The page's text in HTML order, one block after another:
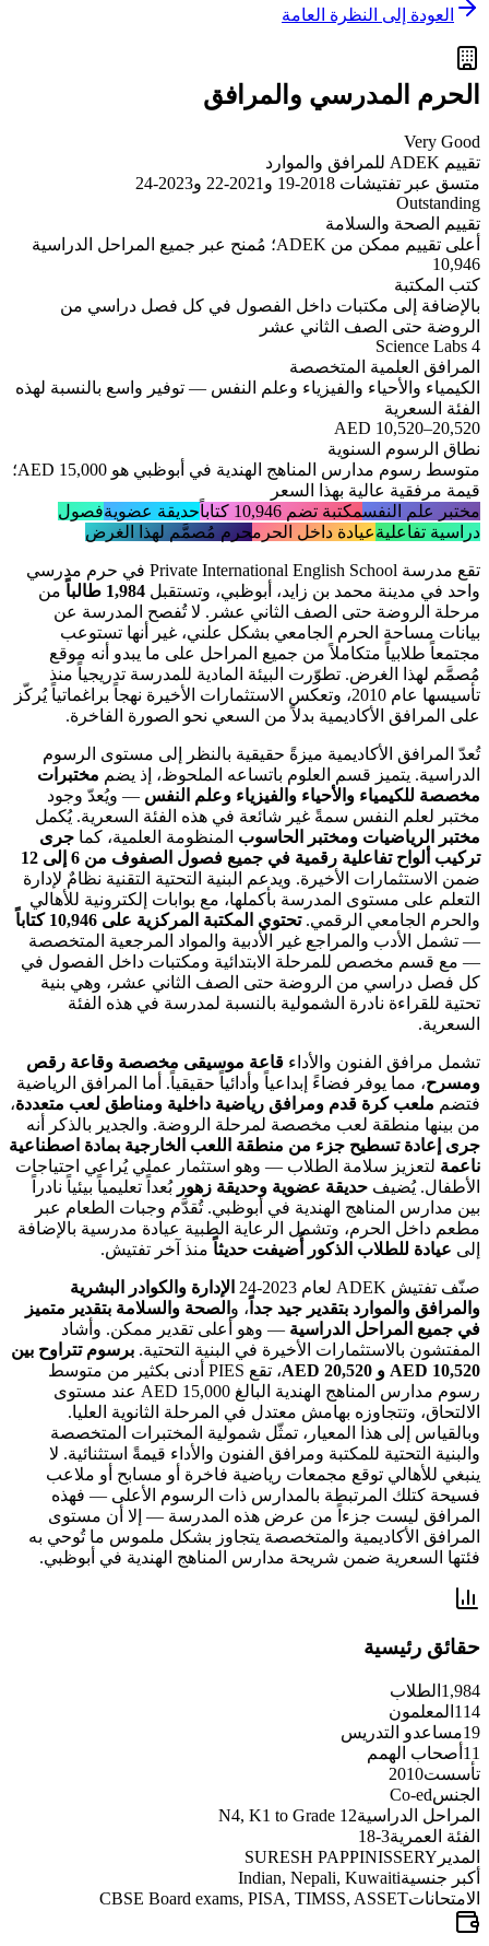
العودة إلى النظرة العامة
الحرم المدرسي والمرافق
Very Good
تقييم ADEK للمرافق والموارد
متسق عبر تفتيشات 2018-19 و2021-22 و2023-24
Outstanding
تقييم الصحة والسلامة
أعلى تقييم ممكن من ADEK؛ مُمنح عبر جميع المراحل الدراسية
10,946
كتب المكتبة
بالإضافة إلى مكتبات داخل الفصول في كل فصل دراسي من
الروضة حتى الصف الثاني عشر
4 Science Labs
المرافق العلمية المتخصصة
الكيمياء والأحياء والفيزياء وعلم النفس — توفير واسع بالنسبة لهذه
الفئة السعرية
AED 10,520–20,520
نطاق الرسوم السنوية
متوسط رسوم مدارس المناهج الهندية في أبوظبي هو AED 15,000؛
قيمة مرفقية عالية بهذا السعر
مختبر علم النفسمكتبة تضم 10,946 كتاباً حديقة عضويةفصول
دراسية تفاعليةعيادة داخل الحرمحرم مُصمَّم لهذا الغرض
تقع مدرسة Private International English School في حرم مدرسي
واحد في مدينة محمد بن زايد، أبوظبي، وتستقبل 1,984 طالباً
من
مرحلة الروضة حتى الصف الثاني عشر. لا تُفصح المدرسة عن
بيانات مساحة الحرم الجامعي بشكل علني، غير أنها تستوعب
مجتمعاً طلابياً متكاملاً من جميع المراحل على ما يبدو أنه موقع
مُصمَّم لهذا الغرض. تطوّرت البيئة المادية للمدرسة تدريجياً منذ
تأسيسها عام 2010، وتعكس الاستثمارات الأخيرة نهجاً براغماتياً يُركّز
على المرافق الأكاديمية بدلاً من السعي نحو الصورة الفاخرة.
تُعدّ المرافق الأكاديمية ميزةً حقيقية بالنظر إلى مستوى الرسوم
الدراسية. يتميز قسم العلوم باتساعه الملحوظ، إذ يضم مختبرات
مخصصة للكيمياء والأحياء والفيزياء وعلم النفس — ويُعدّ وجود
مختبر لعلم النفس سمةً غير شائعة في هذه الفئة السعرية. يُكمل
مختبر الرياضيات ومختبر الحاسوب المنظومة العلمية، كما جرى
تركيب ألواح تفاعلية رقمية في جميع فصول الصفوف من 6 إلى 12
ضمن الاستثمارات الأخيرة. ويدعم البنية التحتية التقنية نظامٌ لإدارة
التعلم على مستوى المدرسة بأكملها، مع بوابات إلكترونية للأهالي
والحرم الجامعي الرقمي.تحتوي المكتبة المركزية على 10,946 كتاباً
— تشمل الأدب والمراجع غير الأدبية والمواد المرجعية المتخصصة
— مع قسم مخصص للمرحلة الابتدائية ومكتبات داخل الفصول في
كل فصل دراسي من الروضة حتى الصف الثاني عشر، وهي بنية
تحتية للقراءة نادرة الشمولية بالنسبة لمدرسة في هذه الفئة
السعرية.
تشمل مرافق الفنون والأداء قاعة موسيقى مخصصة وقاعة رقص
ومسرح، مما يوفر فضاءً إبداعياً وأدائياً حقيقياً. أما المرافق الرياضية
فتضم ملعب كرة قدم ومرافق رياضية داخلية ومناطق لعب متعددة،
من بينها منطقة لعب مخصصة لمرحلة الروضة. والجدير بالذكر أنه
جرى إعادة تسطيح جزء من منطقة اللعب الخارجية بمادة اصطناعية
ناعمة لتعزيز سلامة الطلاب — وهو استثمار عملي يُراعي احتياجات
الأطفال. يُضيف حديقة عضوية وحديقة زهور بُعداً تعليمياً بيئياً نادراً
بين مدارس المناهج الهندية في أبوظبي. تُقدَّم وجبات الطعام عبر
مطعم داخل الحرم، وتشمل الرعاية الطبية عيادة مدرسية بالإضافة
إلى عيادة للطلاب الذكور أُضيفت حديثاً منذ آخر تفتيش.
صنّف تفتيش ADEK لعام 2023-24
الإدارة والكوادر البشرية
والمرافق والموارد بتقدير جيد جداً ، و الصحة والسلامة بتقدير متميز
في جميع المراحل الدراسية — وهو أعلى تقدير ممكن. وأشاد
المفتشون بالاستثمارات الأخيرة في البنية التحتية. برسوم تتراوح بين
AED 10,520 و AED 20,520
، تقع PIES أدنى بكثير من متوسط
رسوم مدارس المناهج الهندية البالغ AED 15,000 عند مستوى
الالتحاق، وتتجاوزه بهامش معتدل في المرحلة الثانوية العليا.
وبالقياس إلى هذا المعيار، تمثّل شمولية المختبرات المتخصصة
والبنية التحتية للمكتبة ومرافق الفنون والأداء قيمةً استثنائية. لا
ينبغي للأهالي توقع مجمعات رياضية فاخرة أو مسابح أو ملاعب
فسيحة كتلك المرتبطة بالمدارس ذات الرسوم الأعلى — فهذه
المرافق ليست جزءاً من عرض هذه المدرسة — إلا أن مستوى
المرافق الأكاديمية والمتخصصة يتجاوز بشكل ملموس ما تُوحي به
فئتها السعرية ضمن شريحة مدارس المناهج الهندية في أبوظبي.
حقائق رئيسية
1,984 الطلاب
114 المعلمون
19مساعدو التدريس
11 أصحاب الهمم
تأسست2010
الجنسCo-ed
المراحل الدراسيةN4, K1 to Grade 12
الفئة العمرية3-18
المدير SURESH PAPPINISSERY
أكبر جنسيةIndian, Nepali, Kuwaiti
الامتحاناتCBSE Board exams, PISA, TIMSS, ASSET